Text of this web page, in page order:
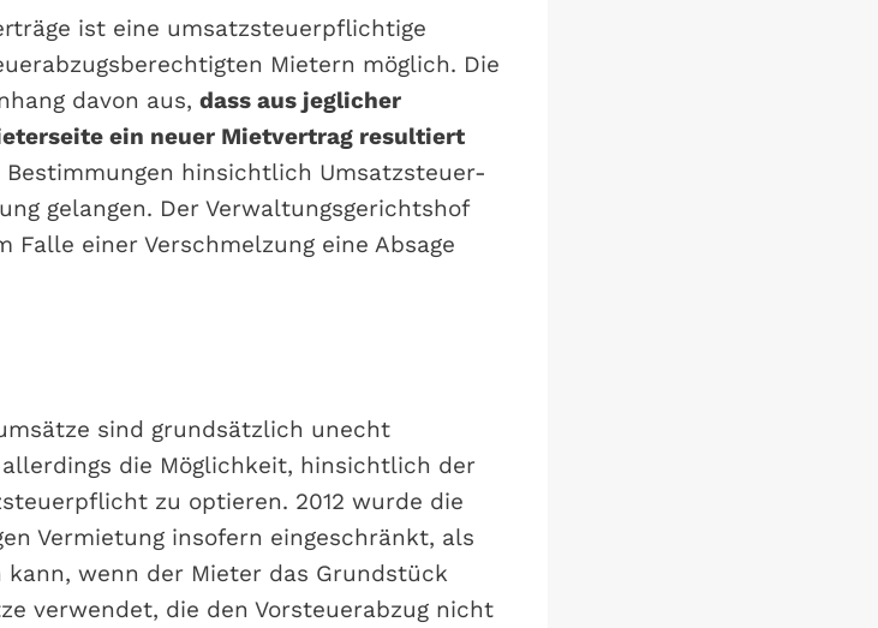
ist eine umsatzsteuerpflichtige
Mietern möglich. Die
davon aus, dass aus jeglicher
ein neuer Mietvertrag resultiert
hinsichtlich Umsatzsteuer-
gelangen. Der Verwaltungsgerichtshof
Falle einer Verschmelzung eine Absage
sind grundsätzlich unecht
die Möglichkeit, hinsichtlich der
zu optieren. 2012 wurde die
Vermietung insofern eingeschränkt, als
wenn der Mieter das Grundstück
verwendet, die den Vorsteuerabzug nicht